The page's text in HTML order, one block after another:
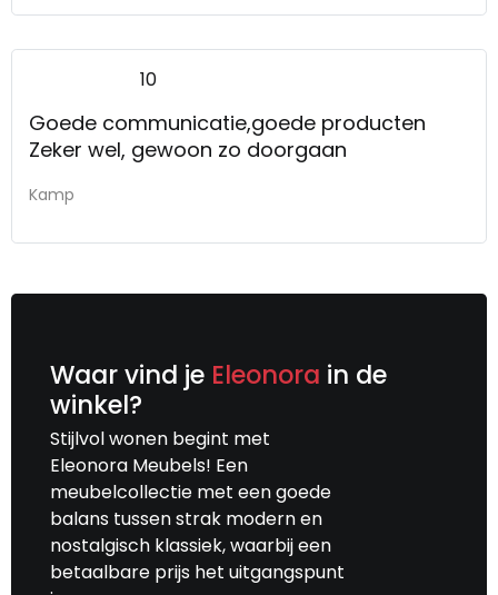
10
Goede communicatie,goede producten
Zeker wel, gewoon zo doorgaan
Kamp
Waar vind je Eleonora in de
winkel?
Stijlvol wonen begint met
Eleonora Meubels! Een
meubelcollectie met een goede
balans tussen strak modern en
nostalgisch klassiek, waarbij een
betaalbare prijs het uitgangspunt